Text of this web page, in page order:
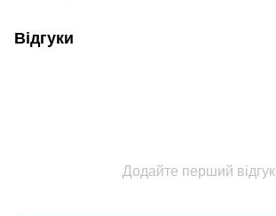
Відгуки
Додайте перший відгук